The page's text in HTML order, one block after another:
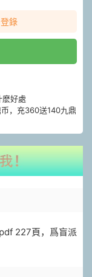
登錄
麽好處
，充360送140九鼎
227頁，爲盲派